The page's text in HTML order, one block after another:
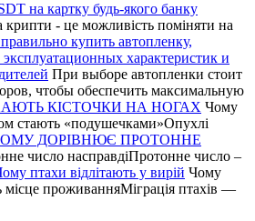
на картку будь-якого банку
крипти - це можливість поміняти на
купить автопленку,
характеристик и
При выборе автопленки стоит
чтобы обеспечить максимальную
КІСТОЧКИ НА НОГАХ Чому
стають «подушечками»Опухлі
ДОРІВНЮЄ ПРОТОННЕ
число насправдіПротонне число –
птахи відлітають у вирій Чому
місце проживанняМіграція птахів —